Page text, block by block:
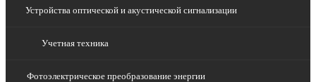
Устройства оптической и акустической сигнализации
Учетная техника
Фотоэлектрическое преобразование энергии